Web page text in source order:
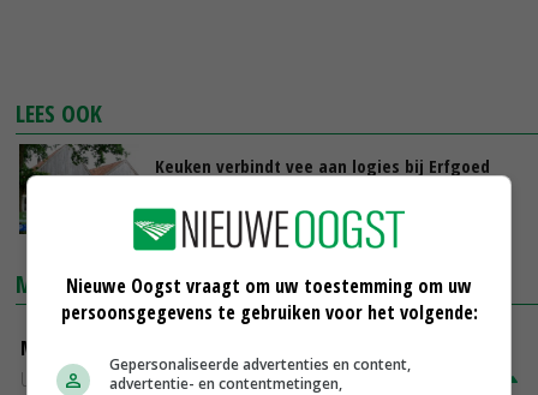
LEES OOK
Keuken verbindt vee aan logies bij Erfgoed
15-03-2017
MARKTPRIJZEN
Mannelijk slachtstieren (O)
Utrecht
€ 26,50
Nieuwe Oogst vraagt om uw toestemming om uw
persoonsgegevens te gebruiken voor het volgende:
Gepersonaliseerde advertenties en content,
advertentie- en contentmetingen,